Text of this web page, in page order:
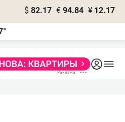
$ 82.17 € 94.84 ¥ 12.17